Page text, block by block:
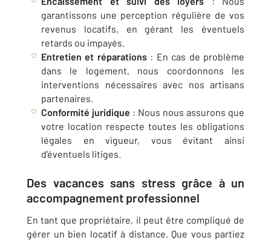
garantissons une perception régulière de vos
revenus locatifs, en gérant les éventuels
retards ou impayés.
Entretien et réparations: En cas de problème
dans le logement, nous coordonnons les
interventions nécessaires avec nos artisans
partenaires.
Conformité juridique : Nous nous assurons que
votre location respecte toutes les obligations
légales en vigueur, vous évitant ainsi
d’éventuels litiges.
Des vacances sans stress grâce à un
accompagnement professionnel
En tant que propriétaire, il peut être compliqué de
gérer un bien locatif à distance. Que vous partiez